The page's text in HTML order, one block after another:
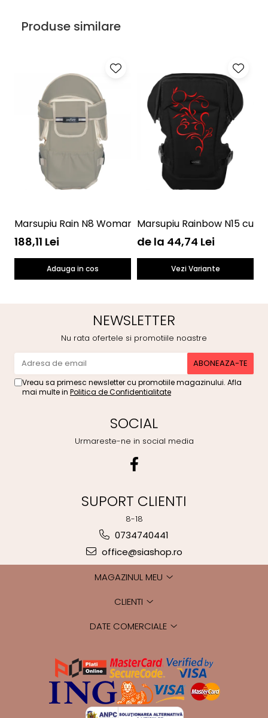
Produse similare
Marsupiu Rain N8 Womar Zaffiro AN-NN-08
188,11 Lei
Adauga in cos
Marsupiu Rainbow N15 cu
de la 44,74 Lei
Vezi Variante
NEWSLETTER
Nu rata ofertele si promotiile noastre
Vreau sa primesc newsletter cu promotiile magazinului. Afla
mai multe in Politica de Confidentialitate
SOCIAL
Urmareste-ne in social media
SUPORT CLIENTI
8-18
0734740441
office@siashop.ro
MAGAZINUL MEU
CLIENTI
DATE COMERCIALE